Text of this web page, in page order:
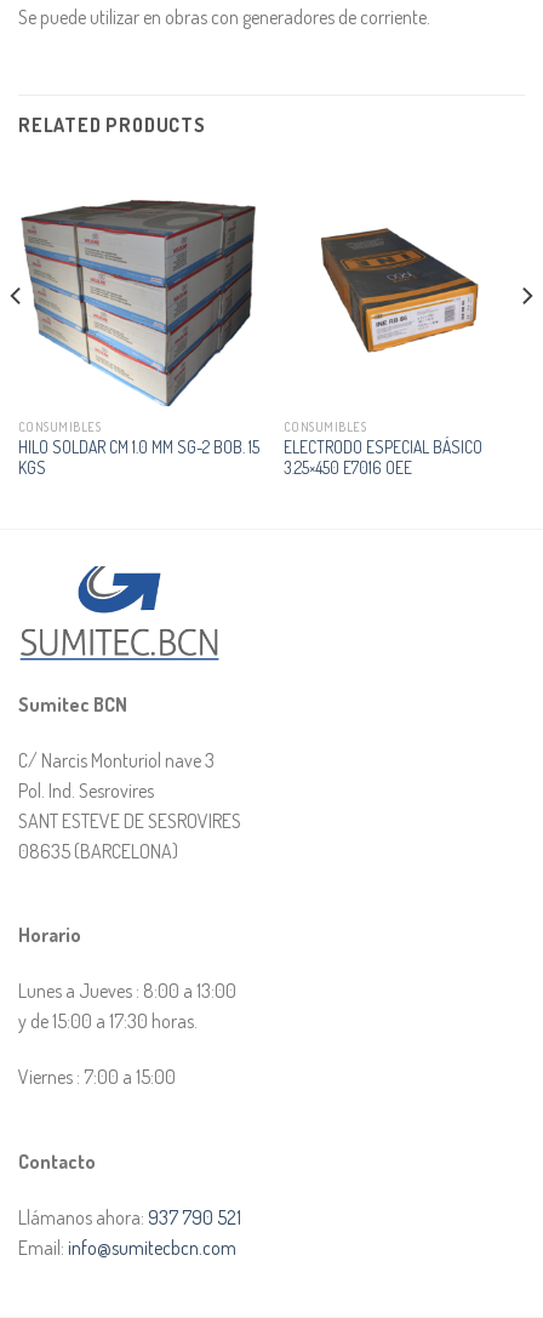
Se puede utilizar en obras con generadores de corriente.
RELATED PRODUCTS
CONSUMIBLES
HILO SOLDAR CM 1.0 MM SG-2 BOB. 15
KGS
CONSUMIBLES
ELECTRODO ESPECIAL BÁSICO
3.25×450 E7016 OEE
Sumitec BCN
C/ Narcis Monturiol nave 3
Pol. Ind. Sesrovires
SANT ESTEVE DE SESROVIRES
08635 (BARCELONA)
Horario
Lunes a Jueves : 8:00 a 13:00
y de 15:00 a 17:30 horas.
Viernes : 7:00 a 15:00
Contacto
Llámanos ahora: 937 790 521
Email: info@sumitecbcn.com